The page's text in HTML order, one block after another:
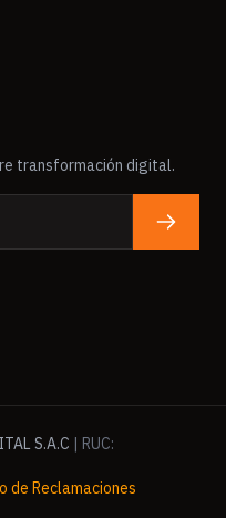
transformación digital.
S.A.C | RUC:
de Reclamaciones